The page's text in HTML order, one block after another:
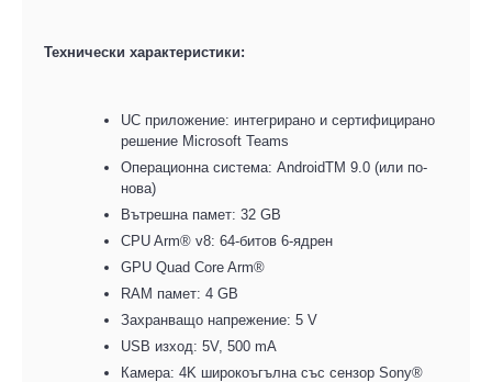
Технически характеристики:
UC приложение: интегрирано и сертифицирано
решение Microsoft Teams
Операционна система: AndroidTM 9.0 (или по-
нова)
Вътрешна памет: 32 GB
CPU Arm® v8: 64-битов 6-ядрен
GPU Quad Core Arm®
RAM памет: 4 GB
Захранващо напрежение: 5 V
USB изход: 5V, 500 mA
Камера: 4K широкоъгълна със сензор Sony®